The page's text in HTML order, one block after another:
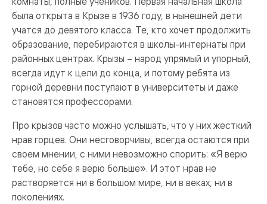
была открыта в Крызе в 1936 году, в нынешней дети
учатся до девятого класса. Те, кто хочет продолжить
образование, перебираются в школы-интернаты при
районных центрах. Крызы – народ упрямый и упорный,
всегда идут к цели до конца, и потому ребята из
горной деревни поступают в университеты и даже
становятся профессорами.
Про крызов часто можно услышать, что у них жесткий
нрав горцев. Они несговорчивы, всегда остаются при
своем мнении, с ними невозможно спорить: «Я верю
тебе, но себе я верю больше». И этот нрав не
растворяется ни в большом мире, ни в веках, ни в
поколениях.